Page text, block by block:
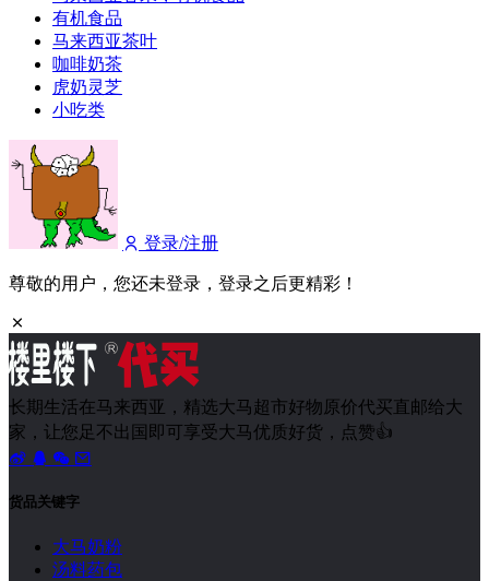
有机食品
马来西亚茶叶
咖啡奶茶
虎奶灵芝
小吃类
登录/注册
尊敬的用户，您还未登录，登录之后更精彩！
长期生活在马来西亚，精选大马超市好物原价代买直邮给大
家，让您足不出国即可享受大马优质好货，点赞👍
货品关键字
大马奶粉
汤料药包